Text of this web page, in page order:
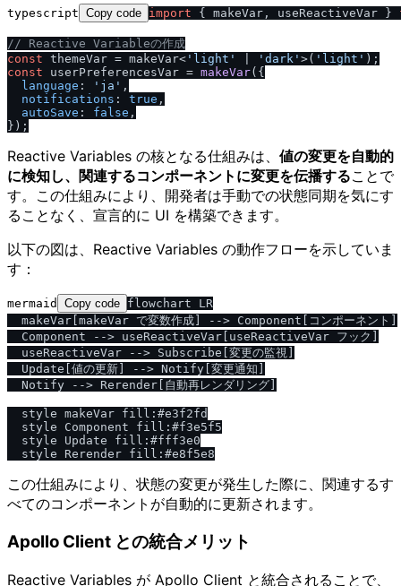
typescript Copy code import { makeVar, useReactiveVar }
/ / Reactive Variableの作成
const themeVar = makeVar< 'light' 'dark' >( 'light'
const userPreferencesVar = makeVar({
language : 'ja' ,
notifications : true ,
autoSave : false ,
Reactive Variables の核となる仕組みは、 値の変更を自動的
に検知し、関連するコンポーネントに変更を伝播することで
す。この仕組みにより、開発者は手動での状態同期を気にす
ることなく、宣言的に UI を構築できます。
以下の図は、Reactive Variables の動作フローを示していま
す：
mermaid Copy code flowchart LR
  makeVar[makeVar で変数作成] --> Component[コンポーネント]
  Component --> useReactiveVar[useReactiveVar フック]
  useReactiveVar --> Subscribe[変更の監視]
  Update[値の更新] --> Notify[変更通知]
  Notify --> Rerender[自動再レンダリング]
  style makeVar fill:#e3f2fd
  style Component fill:#f3e5f5
  style Update fill:#fff3e0
この仕組みにより、状態の変更が発生した際に、関連するす
べてのコンポーネントが自動的に更新されます。
Apollo Client との統合メリット
Reactive Variables が Apollo Client と統合されることで、